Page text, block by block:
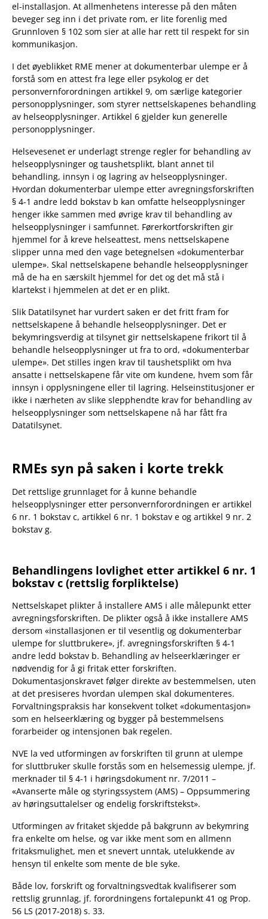
el-installasjon. At allmenhetens interesse på den måten
beveger seg inn i det private rom, er lite forenlig med
Grunnloven § 102 som sier at alle har rett til respekt for sin
kommunikasjon.
I det øyeblikket RME mener at dokumenterbar ulempe er å
forstå som en attest fra lege eller psykolog er det
personvernforordningen artikkel 9, om særlige kategorier
personopplysninger, som styrer nettselskapenes behandling
av helseopplysninger. Artikkel 6 gjelder kun generelle
personopplysninger.
Helsevesenet er underlagt strenge regler for behandling av
helseopplysninger og taushetsplikt, blant annet til
behandling, innsyn i og lagring av helseopplysninger.
Hvordan dokumenterbar ulempe etter avregningsforskriften
§ 4-1 andre ledd bokstav b kan omfatte helseopplysninger
henger ikke sammen med øvrige krav til behandling av
helseopplysninger i samfunnet. Førerkortforskriften gir
hjemmel for å kreve helseattest, mens nettselskapene
slipper unna med den vage betegnelsen «dokumenterbar
ulempe». Skal nettselskapene behandle helseopplysninger
må de ha en særskilt hjemmel for det og det må stå i
klartekst i hjemmelen at det er en plikt.
Slik Datatilsynet har vurdert saken er det fritt fram for
nettselskapene å behandle helseopplysninger. Det er
bekymringsverdig at tilsynet gir nettselskapene frikort til å
behandle helseopplysninger ut fra to ord, «dokumenterbar
ulempe». Det stilles ingen krav til taushetsplikt om hva
ansatte i nettselskapene får vite om kundene, hvem som får
innsyn i opplysningene eller til lagring. Helseinstitusjoner er
ikke i nærheten av slike slepphendte krav for behandling av
helseopplysninger som nettselskapene nå har fått fra
Datatilsynet.
RMEs syn på saken i korte trekk
Det rettslige grunnlaget for å kunne behandle
helseopplysninger etter personvernforordningen er artikkel
6 nr. 1 bokstav c, artikkel 6 nr. 1 bokstav e og artikkel 9 nr. 2
bokstav g.
Behandlingens lovlighet etter artikkel 6 nr. 1
bokstav c (rettslig forpliktelse)
Nettselskapet plikter å installere AMS i alle målepunkt etter
avregningsforskriften. De plikter også å ikke installere AMS
dersom «installasjonen er til vesentlig og dokumenterbar
ulempe for sluttbrukere», jf. avregningsforskriften § 4-1
andre ledd bokstav b. Behandling av helseerklæringer er
nødvendig for å gi fritak etter forskriften.
Dokumentasjonskravet følger direkte av bestemmelsen, uten
at det presiseres hvordan ulempen skal dokumenteres.
Forvaltningspraksis har konsekvent tolket «dokumentasjon»
som en helseerklæring og bygger på bestemmelsens
forarbeider og intensjonen bak regelen.
NVE la ved utformingen av forskriften til grunn at ulempe
for sluttbruker skulle forstås som en helsemessig ulempe, jf.
merknader til § 4-1 i høringsdokument nr. 7/2011 –
«Avanserte måle og styringssystem (AMS) – Oppsummering
av høringsuttalelser og endelig forskriftstekst».
Utformingen av fritaket skjedde på bakgrunn av bekymring
fra enkelte om helse, og var ikke ment som en allmenn
fritaksmulighet, men et snevert unntak, utelukkende av
hensyn til enkelte som mente de ble syke.
Både lov, forskrift og forvaltningsvedtak kvalifiserer som
rettslig grunnlag, jf. forordningens fortalepunkt 41 og Prop.
56 LS (2017-2018) s. 33.